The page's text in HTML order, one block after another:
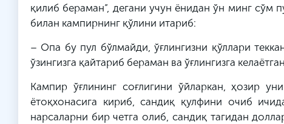
қилиб бераман”, дегани учун ёнидан ўн минг сўм
билан кампирнинг қўлини итариб:
– Опа бу пул бўлмайди, ўғлингизни қўллари
ўзингизга қайтариб бераман ва ўғлингизга
Кампир ўғлининг соғлигини ўйларкан, ҳозир
ётоқхонасига кириб, сандиқ қулфини очиб
нарсаларни бир четга олиб, сандиқ тагидан